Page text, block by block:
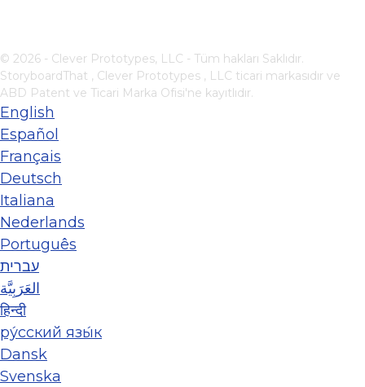
© 2026 - Clever Prototypes, LLC - Tüm hakları Saklıdır.
StoryboardThat , Clever Prototypes , LLC ticari markasıdır ve
ABD Patent ve Ticari Marka Ofisi'ne kayıtlıdır.
English
Español
Français
Deutsch
Italiana
Nederlands
Português
עברית
العَرَبِيَّة
हिन्दी
ру́сский язы́к
Dansk
Svenska